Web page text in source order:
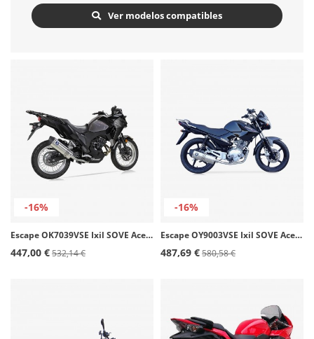
Ver modelos compatibles
-16%
Escape OK7039VSE Ixil SOVE Acero para Kawasaki Versys-X 300 (17-21)
447,00 €532,14 €
-16%
Escape OY9003VSE Ixil SOVE Acero para Yamaha YBR 125
487,69 €580,58 €